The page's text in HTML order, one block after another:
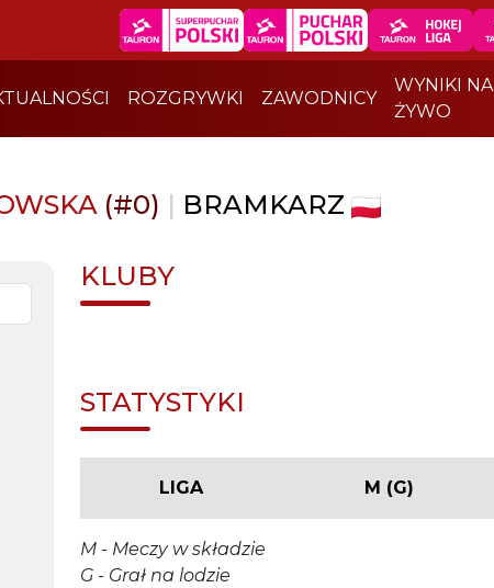
ROZGRYWKI ZAWODNICY
WYNIKI NA
ŻYWO
(#0) | BRAMKARZ
KLUBY
STATYSTYKI
LIGA M (G)
M - Meczy w składzie
G - Grał na lodzie